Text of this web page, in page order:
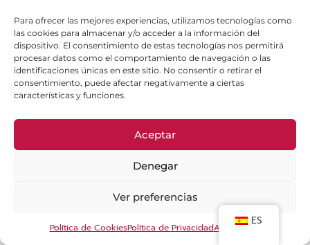
Para ofrecer las mejores experiencias, utilizamos tecnologías como
las cookies para almacenar y/o acceder a la información del
dispositivo. El consentimiento de estas tecnologías nos permitirá
procesar datos como el comportamiento de navegación o las
identificaciones únicas en este sitio. No consentir o retirar el
consentimiento, puede afectar negativamente a ciertas
características y funciones.
Aceptar
Denegar
Ver preferencias
Política de CookiesPolítica de PrivacidadAviso Legal
código es de un solo uso.
Para cualquier duda durante el proceso de compra
contacta con nosotros a través de
www.abonoteatro.com en CONTÁCTANOS
ES